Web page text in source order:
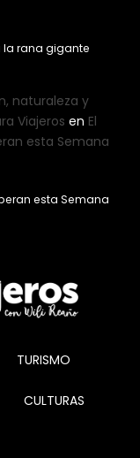
la rana gigante
naturaleza y
Viajeros en El
esta Semana
esta Semana
TURISMO
CULTURAS